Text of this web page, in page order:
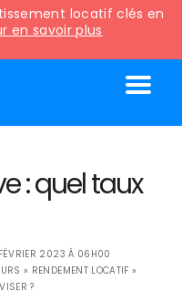
locatif clés en
en savoir plus
: quel taux
2023 À 06H00
» RENDEMENT LOCATIF »
?